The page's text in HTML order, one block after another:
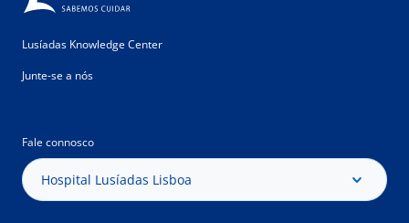
Lusíadas Knowledge Center
Junte-se a nós
Fale connosco
Hospital Lusíadas Lisboa